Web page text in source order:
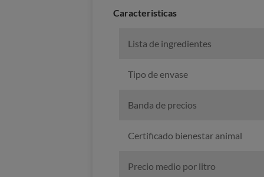
Caracteristicas
Lista de ingredientes
Tipo de envase
Banda de precios
Certificado bienestar animal
Precio medio por litro